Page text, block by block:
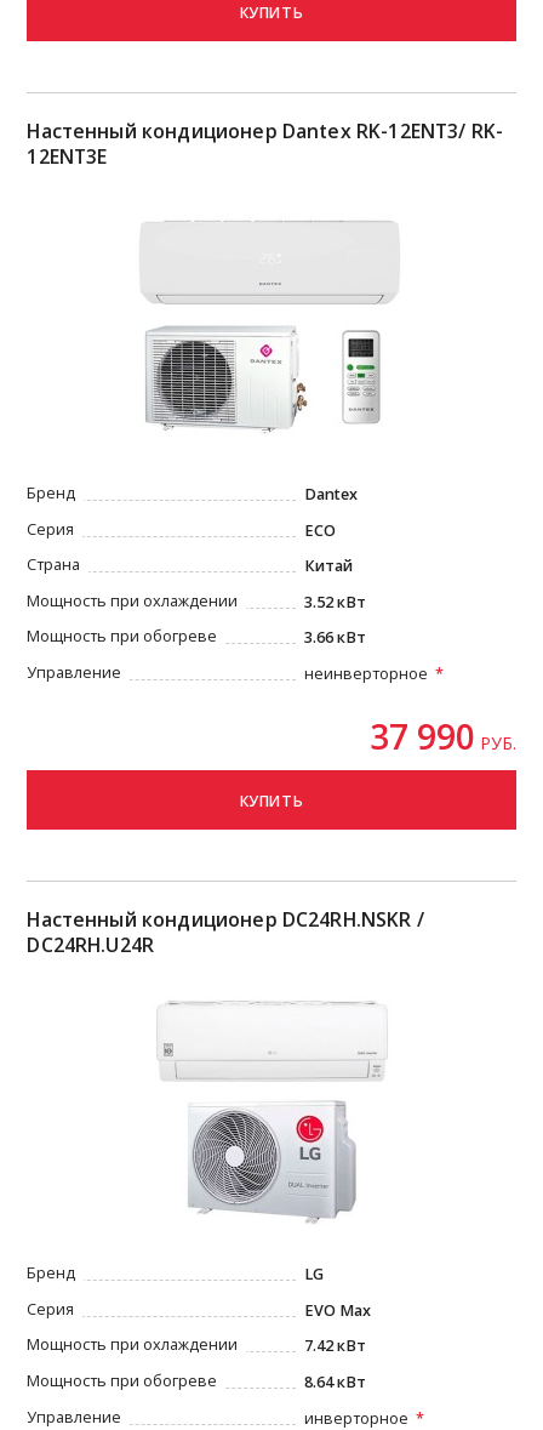
КУПИТЬ
Настенный кондиционер Dantex RK-12ENT3/ RK-
12ENT3E
Бренд
Dantex
Серия
ECO
Страна
Китай
Мощность при охлаждении
3.52 кВт
Мощность при обогреве
3.66 кВт
Управление
неинверторное
37 990 РУБ.
КУПИТЬ
Настенный кондиционер DC24RH.NSKR /
DC24RH.U24R
Бренд
LG
Серия
EVO Max
Мощность при охлаждении
7.42 кВт
Мощность при обогреве
8.64 кВт
Управление
инверторное